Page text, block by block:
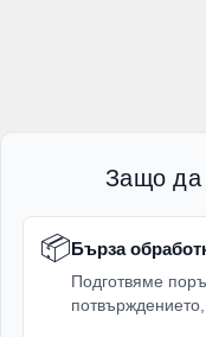
Защо да
📦Бърза
Подготвяме